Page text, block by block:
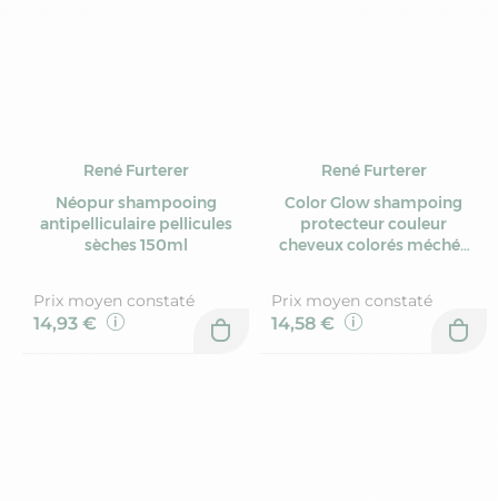
René Furterer
Néopur shampooing
antipelliculaire pellicules
sèches 150ml
Prix moyen constaté
14,93 €
René Furterer
Color Glow shampoing
protecteur couleur
cheveux colorés méchés
Prix moyen constaté
14,58 €